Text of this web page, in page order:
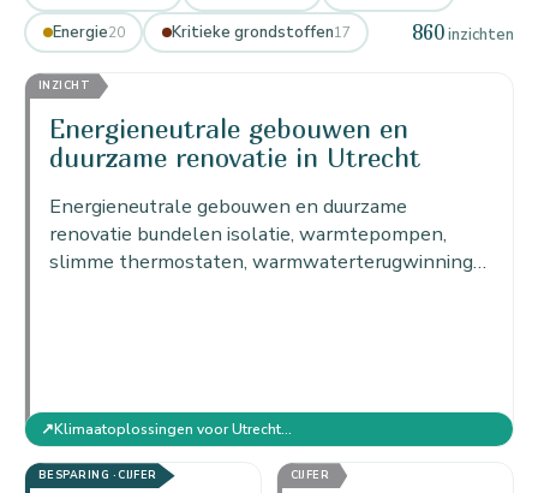
Energie20 Kritieke grondstoffen17 860inzichten
INZICHT
Energieneutrale gebouwen en
duurzame renovatie in Utrecht
Energieneutrale gebouwen en duurzame
renovatie bundelen isolatie, warmtepompen,
slimme thermostaten, warmwaterterugwinning
↗ Klimaatoplossingen voor Utrecht: actieplan per sector
BESPARING · CIJFER CIJFER